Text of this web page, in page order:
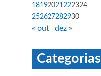
18192021222324
252627282930
« out dez »
Categorias